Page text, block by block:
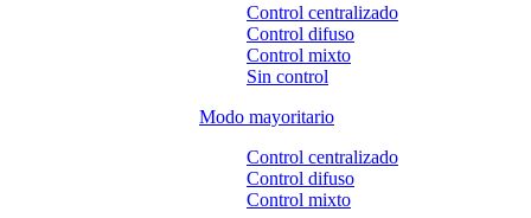
Control centralizado
Control difuso
Control mixto
Sin control
Modo mayoritario
Control centralizado
Control difuso
Control mixto